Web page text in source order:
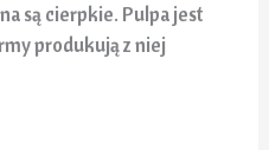
są cierpkie. Pulpa jest
produkują z niej